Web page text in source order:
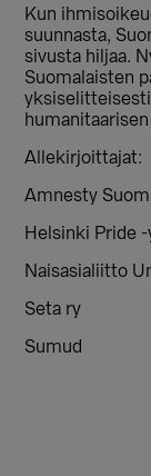
Kun
suunnasta,
sivusta hiljaa.
Suomalaisten
Allekirjoittajat:
Amnesty
Helsinki Pride
Naisasialiitto
Seta ry
Sumud